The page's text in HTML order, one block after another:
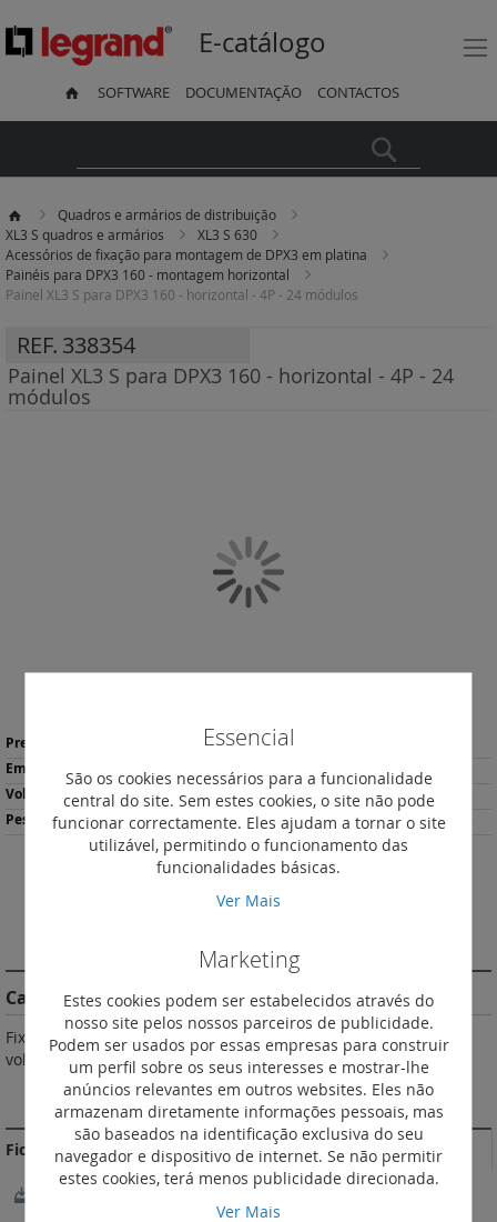
E-catálogo
SOFTWARE DOCUMENTAÇÃO CONTACTOS
Quadros e armários de distribuição
XL3 S quadros e armários
XL3 S 630
Acessórios de fixação para montagem de DPX3 em platina
Painéis para DPX3 160 - montagem horizontal
Painel XL3 S para DPX3 160 - horizontal - 4P - 24 módulos
REF. 338354
Painel XL3 S para DPX3 160 - horizontal - 4P - 24
módulos
Mais
informação
3.61
929
início
da
Galeria
de
imagens
DESCRIÇÃO
Características do Produto
Fixação com dispositivos de fixação rápida, parafuso de ¼ de
volta ou parafuso.
MAIS INFORMAÇÃO
Fichas Técnicas
FichaTécnica_F02370EN-02.pdf
Essencial
São os cookies necessários para a funcionalidade
central do site. Sem estes cookies, o site não pode
funcionar correctamente. Eles ajudam a tornar o site
utilizável, permitindo o funcionamento das
funcionalidades básicas.
Ver Mais
Marketing
Estes cookies podem ser estabelecidos através do
nosso site pelos nossos parceiros de publicidade.
Podem ser usados por essas empresas para construir
um perfil sobre os seus interesses e mostrar-lhe
anúncios relevantes em outros websites. Eles não
armazenam diretamente informações pessoais, mas
são baseados na identificação exclusiva do seu
navegador e dispositivo de internet. Se não permitir
estes cookies, terá menos publicidade direcionada.
Ver Mais